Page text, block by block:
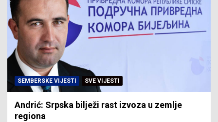
SEMBERSKE VIJESTI SVE VIJESTI
Andrić: Srpska bilježi rast izvoza u zemlje
regiona